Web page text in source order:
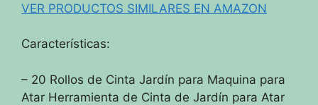
VER PRODUCTOS SIMILARES EN AMAZON
Características:
– 20 Rollos de Cinta Jardín para Maquina para
Atar Herramienta de Cinta de Jardín para Atar